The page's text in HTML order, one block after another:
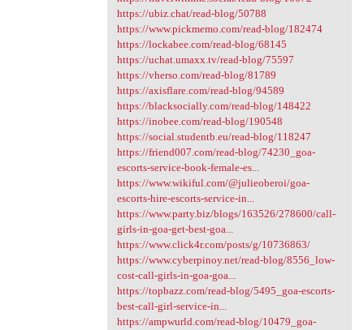
https://ubiz.chat/read-blog/50788
https://www.pickmemo.com/read-blog/182474
https://lockabee.com/read-blog/68145
https://uchat.umaxx.tv/read-blog/75597
https://vherso.com/read-blog/81789
https://axisflare.com/read-blog/94589
https://blacksocially.com/read-blog/148422
https://inobee.com/read-blog/190548
https://social.studentb.eu/read-blog/118247
https://friend007.com/read-blog/74230_goa-
escorts-service-book-female-es...
https://www.wikiful.com/@julieoberoi/goa-
escorts-hire-escorts-service-in...
https://www.party.biz/blogs/163526/278600/call-
girls-in-goa-get-best-goa...
https://www.click4r.com/posts/g/10736863/
https://www.cyberpinoy.net/read-blog/8556_low-
cost-call-girls-in-goa-goa...
https://topbazz.com/read-blog/5495_goa-escorts-
best-call-girl-service-in...
https://ampwurld.com/read-blog/10479_goa-